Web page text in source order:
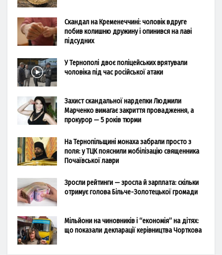
Скандал на Кременеччині: чоловік вдруге
побив колишню дружину і опинився на лаві
підсудних
У Тернополі двоє поліцейських врятували
чоловіка під час російської атаки
Захист скандальної нардепки Людмили
Марченко вимагає закриття провадження, а
прокурор — 5 років тюрми
На Тернопільщині монаха забрали просто з
поля: у ТЦК пояснили мобілізацію священника
Почаївської лаври
Зросли рейтинги — зросла й зарплата: скільки
отримує голова Більче-Золотецької громади
Мільйони на чиновників і “економія” на дітях:
що показали декларації керівництва Чорткова